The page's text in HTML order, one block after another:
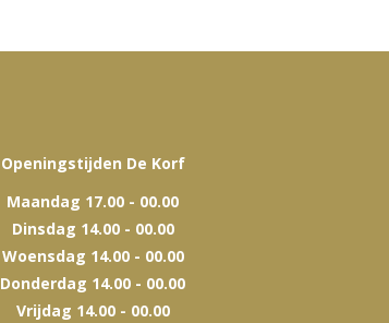
Openingstijden De Korf
Maandag 17.00 - 00.00
Dinsdag 14.00 - 00.00
Woensdag 14.00 - 00.00
Donderdag 14.00 - 00.00
Vrijdag 14.00 - 00.00